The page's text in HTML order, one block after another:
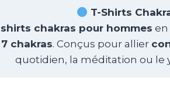
T-Shirts
chakras pour hommes en
7 chakras. Conçus pour allier
quotidien, la méditation ou le